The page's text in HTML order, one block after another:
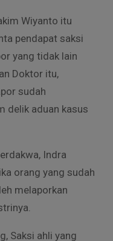
Wiyanto itu
pendapat saksi
yang tidak lain
Doktor itu,
sudah
delik aduan kasus
Indra
orang yang sudah
melaporkan
Saksi ahli yang